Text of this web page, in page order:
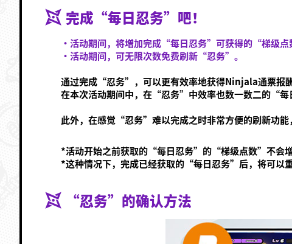
完成“每日忍务”吧！
·活动期间，将増加完成“每日忍务”可获得的“梯级点
·活动期间，可无限次数免费刷新“忍务”。
通过完成“忍务”，可以更有效率地获得Ninjala通票报
在本次活动期间中，在“忍务”中效率也数一数二的“
此外，在感觉“忍务”难以完成之时非常方便的刷新功能
*活动开始之前获取的“每日忍务”的“梯级点数”不会增
*这种情况下，完成已经获取的“每日忍务”后，将可
“忍务”的确认方法